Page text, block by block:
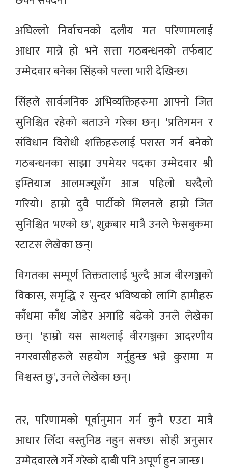
अघिल्लो निर्वाचनको दलीय मत परिणामलाई
आधार मान्ने हो भने सत्ता गठबन्धनको तर्फबाट
उम्मेदवार बनेका सिंहको पल्ला भारी देखिन्छ।
सिंहले सार्वजनिक अभिव्यक्तिहरुमा आफ्नो जित
सुनिश्चित रहेको बताउने गरेका छन्। 'प्रतिगमन र
संविधान विरोधी शक्तिहरुलाई परास्त गर्न बनेको
गठबन्धनका साझा उपमेयर पदका उम्मेदवार श्री
इम्तियाज आलमज्यूसँग आज पहिलो घरदैलो
गरियो। हाम्रो दुवै पार्टीको मिलनले हाम्रो जित
सुनिश्चित भएको छ', शुक्रबार मात्रै उनले फेसबुकमा
स्टाटस लेखेका छन्।
विगतका सम्पूर्ण तिक्ततालाई भुल्दै आज वीरगञ्जको
विकास, समृद्धि र सुन्दर भविष्यको लागि हामीहरु
काँधमा काँध जोडेर अगाडि बढेको उनले लेखेका
छन्। 'हाम्रो यस साथलाई वीरगञ्जका आदरणीय
नगरवासीहरुले सहयोग गर्नुहुन्छ भन्ने कुरामा म
विश्वस्त छु', उनले लेखेका छन्।
तर, परिणामको पूर्वानुमान गर्न कुनै एउटा मात्रै
आधार लिँदा वस्तुनिष्ठ नहुन सक्छ। सोही अनुसार
उम्मेदवारले गर्ने गरेको दाबी पनि अपूर्ण हुन जान्छ।